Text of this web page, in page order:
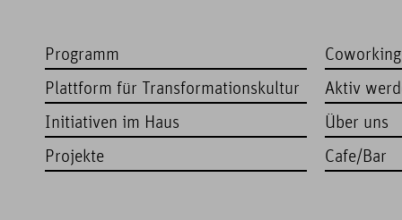
Programm
Plattform für Transformationskultur
Initiativen im Haus
Projekte
Aktiv
Über uns
Cafe/Bar